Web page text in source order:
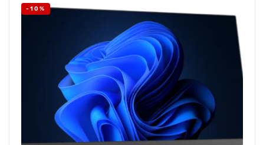
-10%